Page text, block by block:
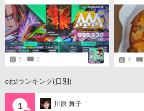
5 2 4
eね!ランキング(日別)
1 川原 舞子